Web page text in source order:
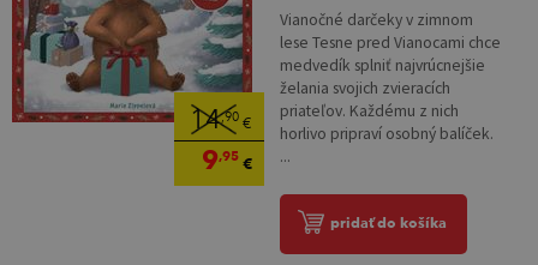
14,90€
9,95€
Vianočné darčeky v zimnom
lese Tesne pred Vianocami chce
medvedík splniť najvrúcnejšie
želania svojich zvieracích
priateľov. Každému z nich
horlivo pripraví osobný balíček.
...
pridať do košíka